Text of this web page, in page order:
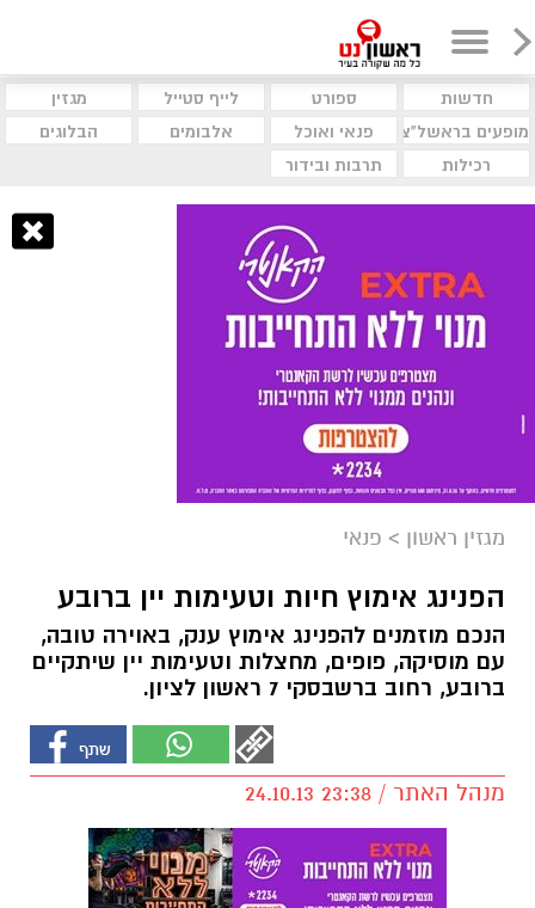
חדשות ספורט לייף סטייל
מגזין
מופעים בראשל"צ
פנאי ואוכל אלבומים
הבלוגים
רכילות
תרבות ובידור
מגזין ראשון > פנאי
הפנינג אימוץ חיות וטעימות יין ברובע
הנכם מוזמנים להפנינג אימוץ ענק, באוירה טובה,
עם מוסיקה, פופים, מחצלות וטעימות יין שיתקיים
ברובע, רחוב ברשבסקי 7 ראשון לציון.
מנהל האתר / 23:38 24.10.13